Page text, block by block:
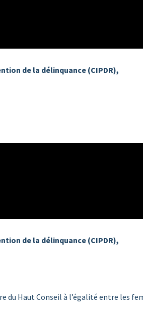
de la délinquance (CIPDR),
de la délinquance (CIPDR),
du Haut Conseil à l’égalité entre les